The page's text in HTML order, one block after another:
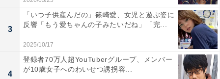
3
「いつ子供産んだの」篠崎愛、女児と遊ぶ姿に
反響「もう愛ちゃんの子みたいだね」「完...
2025/10/17
4
登録者70万人超YouTuberグループ、メンバー
が10歳女子へのわいせつ誘拐容...